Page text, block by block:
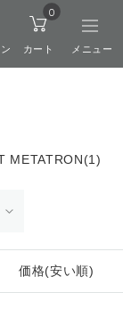
カート
0
METATRON(1)
価格(安い順)